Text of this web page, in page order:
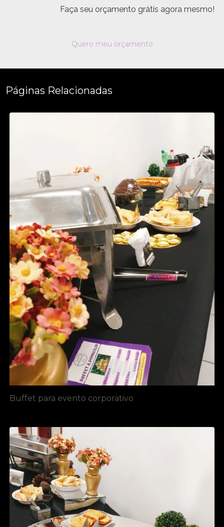
Faça seu orçamento grátis agora mesmo!
Quero meu orçamento
Páginas Relacionadas
Buffet para evento corporativo